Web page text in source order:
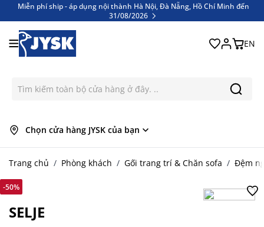
Miễn phí ship - áp dụng nội thành Hà Nội, Đà Nẵng, Hồ Chí Minh đến
31/08/2026
EN
Chọn cửa hàng JYSK của bạn
Trang chủ / Phòng khách / Gối trang trí & Chăn sofa / Đệm
-50%
SELJE